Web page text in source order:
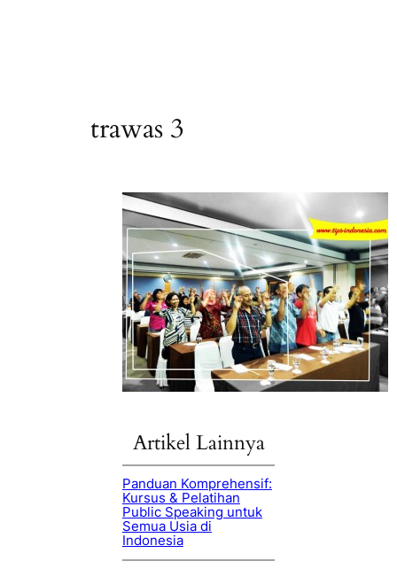
trawas 3
Artikel Lainnya
Panduan Komprehensif:
Kursus & Pelatihan
Public Speaking untuk
Semua Usia di
Indonesia